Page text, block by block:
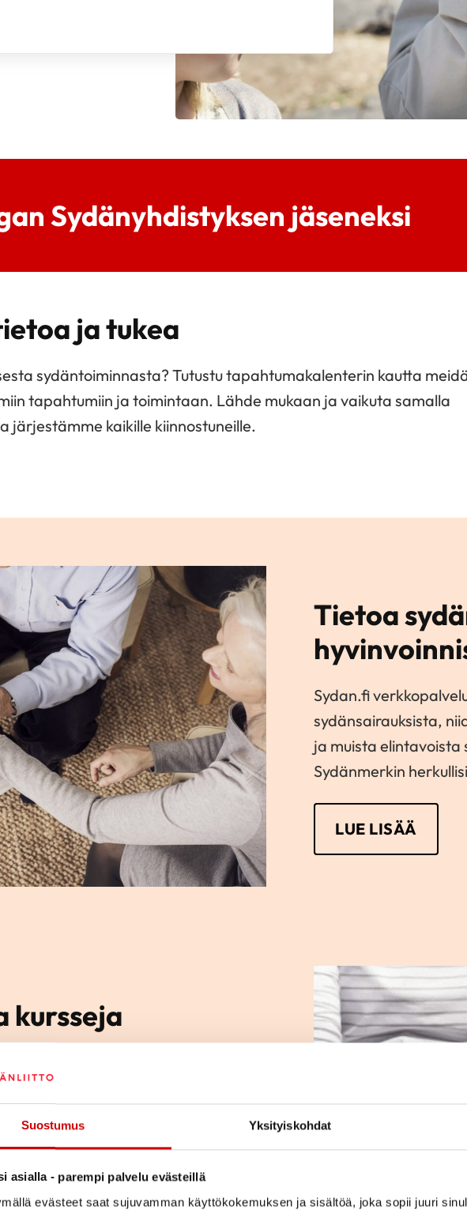
Suostumus Yksityiskohdat
asialla - parempi palvelu evästeillä
evästeet saat sujuvamman käyttökokemuksen ja sisältöä, joka sopii juuri
Sydänyhdistyksen jäseneksi
ja tukea
sydäntoiminnasta? Tutustu tapahtumakalenterin kautta
tapahtumiin ja toimintaan. Lähde mukaan ja vaikuta samalla
järjestämme kaikille kiinnostuneille.
Tietoa
Sydan.fi
sydänsairauksista,
ja muista elintavoista
Sydänmerkin
LUE LISÄÄ
kursseja
monia huolia ja kysymyksiä.
vertaistukihenkilön kanssa?
kursseja? Tutustu
sairastuneille.